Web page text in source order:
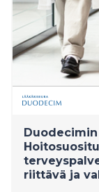
riittävä ja